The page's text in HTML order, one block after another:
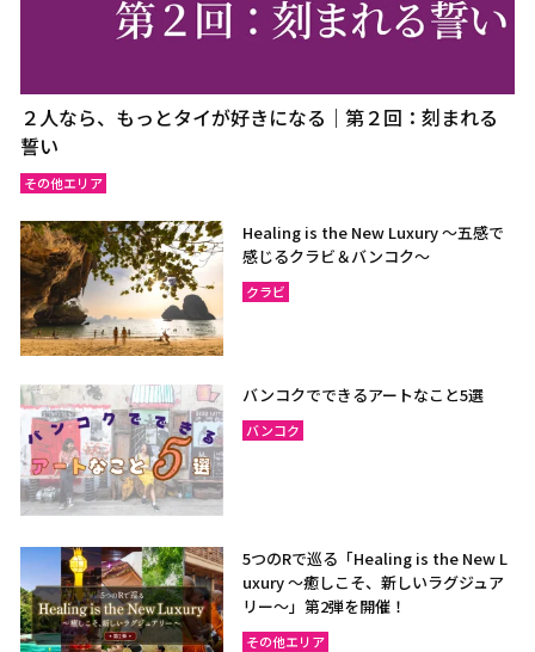
２人なら、もっとタイが好きになる｜第２回：刻まれる
誓い
その他エリア
Healing is the New Luxury ～五感で
感じるクラビ＆バンコク～
クラビ
バンコクでできるアートなこと5選
バンコク
5つのRで巡る「Healing is the New L
uxury ～癒しこそ、新しいラグジュア
リー〜」第2弾を開催！
その他エリア